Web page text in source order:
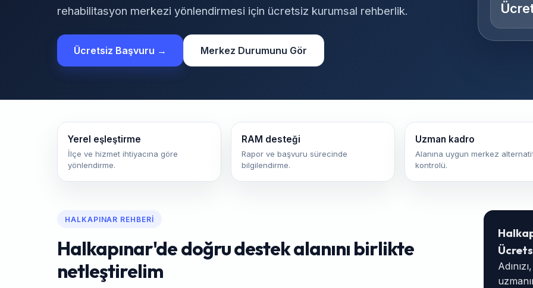
rehabilitasyon merkezi yönlendirmesi için ücretsiz kurumsal rehberlik.
Ücretsiz Başvuru → Merkez Durumunu Gör
Yerel eşleştirme
İlçe ve hizmet ihtiyacına göre
yönlendirme.
RAM desteği
Rapor ve başvuru sürecinde
bilgilendirme.
Uzman kadro
Alanına uygun merkez
kontrolü.
HALKAPINAR REHBERI
Halkapınar'de doğru destek alanını birlikte
netleştirelim